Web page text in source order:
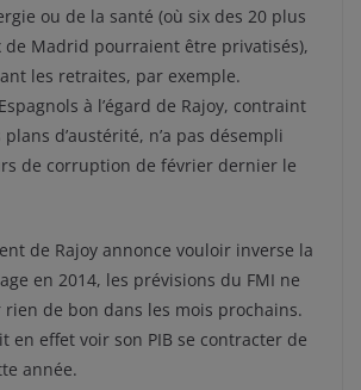
ou de la santé (où six des 20 plus
Madrid pourraient être privatisés),
les retraites, par exemple.
à l’égard de Rajoy, contraint
d’austérité, n’a pas désempli
de corruption de février dernier le
de Rajoy annonce vouloir inverse la
en 2014, les prévisions du FMI ne
de bon dans les mois prochains.
en effet voir son PIB se contracter de
année.